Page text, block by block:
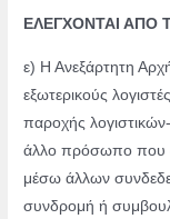
ΕΛΕΓΧΟΝΤΑΙ ΑΠΟ
ε) Η Ανεξάρτητη
εξωτερικούς
παροχής
άλλο πρόσωπο που
μέσω άλλων
συνδρομή ή